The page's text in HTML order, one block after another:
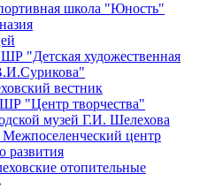
школа "Юность"
"Детская художественная
вестник
"Центр творчества"
музей Г.И. Шелехова
центр
развития
отопительные